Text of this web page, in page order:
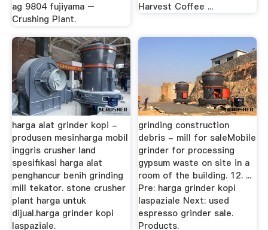
ag 9804 fujiyama –
Crushing Plant.
Harvest Coffee ...
harga alat grinder kopi -
produsen mesinharga mobil
inggris crusher land
spesifikasi harga alat
penghancur benih grinding
mill tekator. stone crusher
plant harga untuk
dijual.harga grinder kopi
laspaziale.
grinding construction
debris - mill for saleMobile
grinder for processing
gypsum waste on site in a
room of the building. 12. ...
Pre: harga grinder kopi
laspaziale Next: used
espresso grinder sale.
Products.